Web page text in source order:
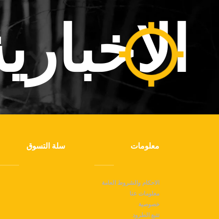
سلة التسوق معلومات
الاحكام والشروط العامة
معلومات عنا
خصوصية
تتبع الطرود